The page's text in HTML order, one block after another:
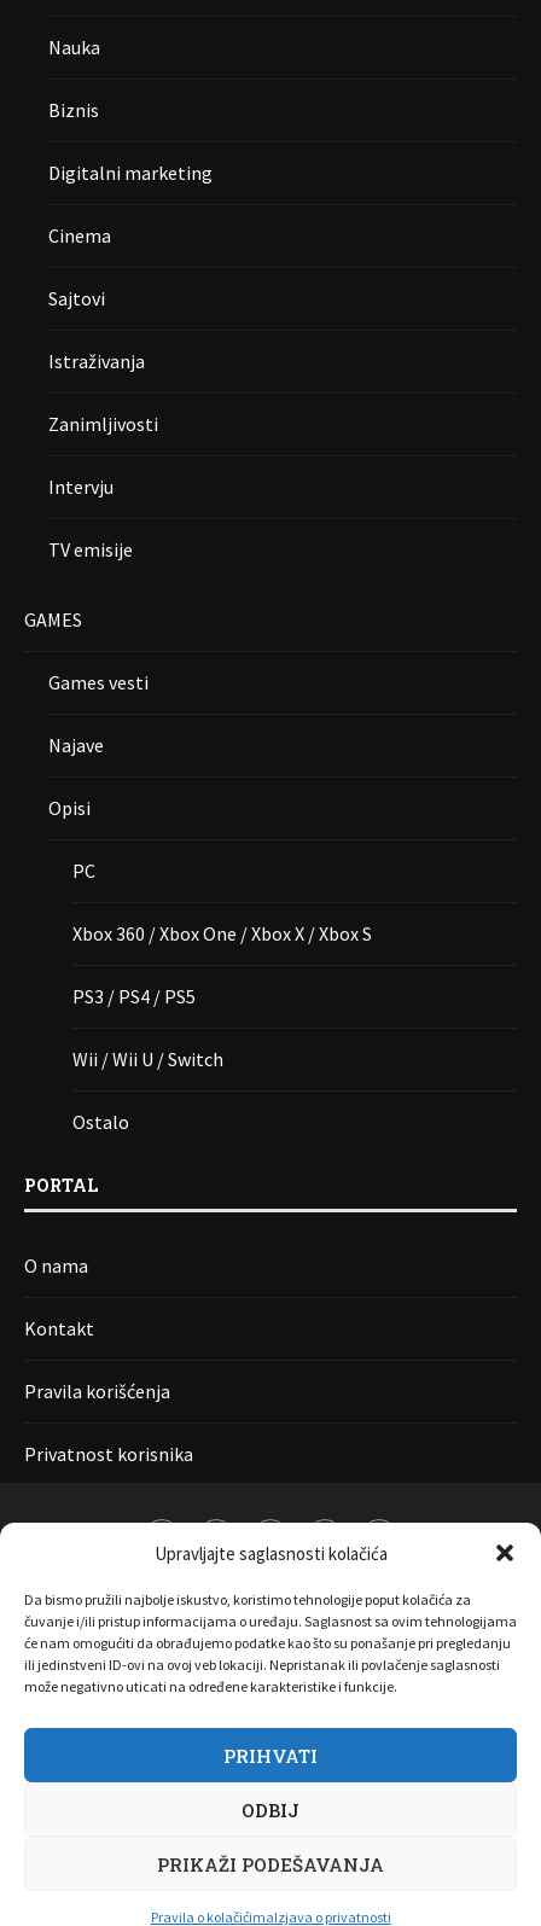
Upravljajte saglasnosti kolačića
Da bismo pružili najbolje iskustvo, koristimo tehnologije poput kolačića za
čuvanje i/ili pristup informacijama o uređaju. Saglasnost sa ovim tehnologijama
će nam omogućiti da obrađujemo podatke kao što su ponašanje pri pregledanju
ili jedinstveni ID-ovi na ovoj veb lokaciji. Nepristanak ili povlačenje saglasnosti
može negativno uticati na određene karakteristike i funkcije.
PRIHVATI
ODBIJ
PRIKAŽI PODEŠAVANJA
Pravila o kolačićimaIzjava o privatnosti
Nauka
Biznis
Digitalni marketing
Cinema
Sajtovi
Istraživanja
Zanimljivosti
Intervju
TV emisije
GAMES
Games vesti
Najave
Opisi
PC
Xbox 360 / Xbox One / Xbox X / Xbox S
PS3 / PS4 / PS5
Wii / Wii U / Switch
Ostalo
PORTAL
O nama
Kontakt
Pravila korišćenja
Privatnost korisnika
Kontakt FAQ
Copyright 2017 All Right Reserved by Joombooz